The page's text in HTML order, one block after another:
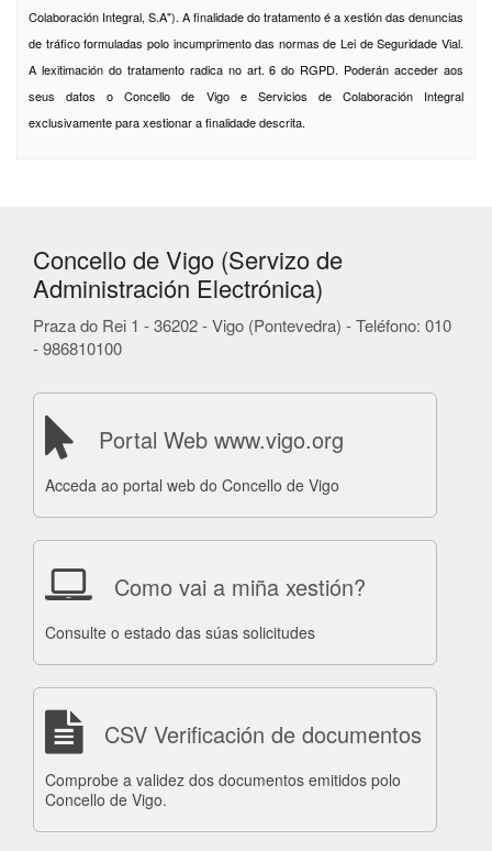
Colaboración Integral, S.A"). A finalidade do tratamento é a xestión das denuncias
de tráfico formuladas polo incumprimento das normas de Lei de Seguridade Vial.
A lexitimación do tratamento radica no art. 6 do RGPD. Poderán acceder aos
seus datos o Concello de Vigo e Servicios de Colaboración Integral
exclusivamente para xestionar a finalidade descrita.
Concello de Vigo (Servizo de
Administración Electrónica)
Praza do Rei 1 - 36202 - Vigo (Pontevedra) - Teléfono: 010
- 986810100
Portal Web www.vigo.org
Acceda ao portal web do Concello de Vigo
Como vai a miña xestión?
Consulte o estado das súas solicitudes
CSV Verificación de documentos
Comprobe a validez dos documentos emitidos polo
Concello de Vigo.